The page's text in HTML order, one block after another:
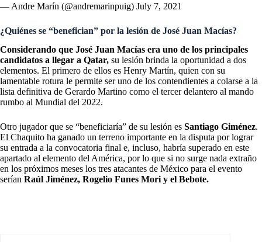
— Andre Marín (@andremarinpuig) July 7, 2021
¿Quiénes se “benefician” por la lesión de José Juan Macías?
Considerando que José Juan Macías era uno de los principales
candidatos a llegar a Qatar, su lesión brinda la oportunidad a dos
elementos. El primero de ellos es Henry Martín, quien con su
lamentable rotura le permite ser uno de los contendientes a colarse a la
lista definitiva de Gerardo Martino como el tercer delantero al mando
rumbo al Mundial del 2022.
Otro jugador que se “beneficiaría” de su lesión es Santiago Giménez.
El Chaquito ha ganado un terreno importante en la disputa por lograr
su entrada a la convocatoria final e, incluso, habría superado en este
apartado al elemento del América, por lo que si no surge nada extraño
en los próximos meses los tres atacantes de México para el evento
serían Raúl Jiménez, Rogelio Funes Mori y el Bebote.